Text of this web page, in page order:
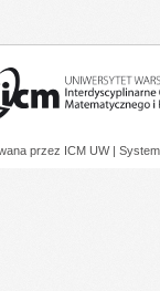
przez ICM UW |